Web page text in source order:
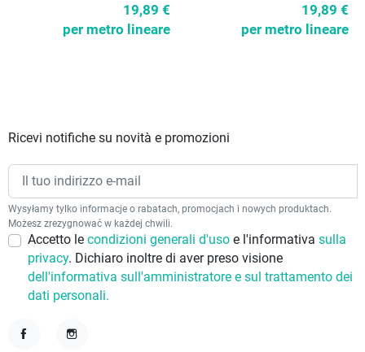
19,89 €
per metro lineare
19,89 €
per metro lineare
Ricevi notifiche su novità e promozioni
Wysyłamy tylko informacje o rabatach, promocjach i nowych produktach.
Możesz zrezygnować w każdej chwili.
Accetto le condizioni generali d'uso e l'informativa sulla
privacy. Dichiaro inoltre di aver preso visione
dell'informativa sull'amministratore e sul trattamento dei
dati personali.